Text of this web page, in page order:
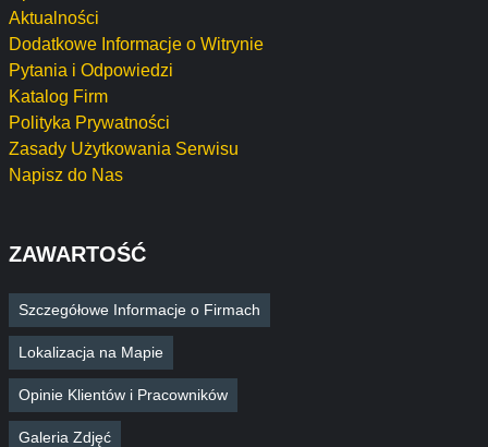
Aktualności
Dodatkowe Informacje o Witrynie
Pytania i Odpowiedzi
Katalog Firm
Polityka Prywatności
Zasady Użytkowania Serwisu
Napisz do Nas
ZAWARTOŚĆ
Szczegółowe Informacje o Firmach
Lokalizacja na Mapie
Opinie Klientów i Pracowników
Galeria Zdjęć